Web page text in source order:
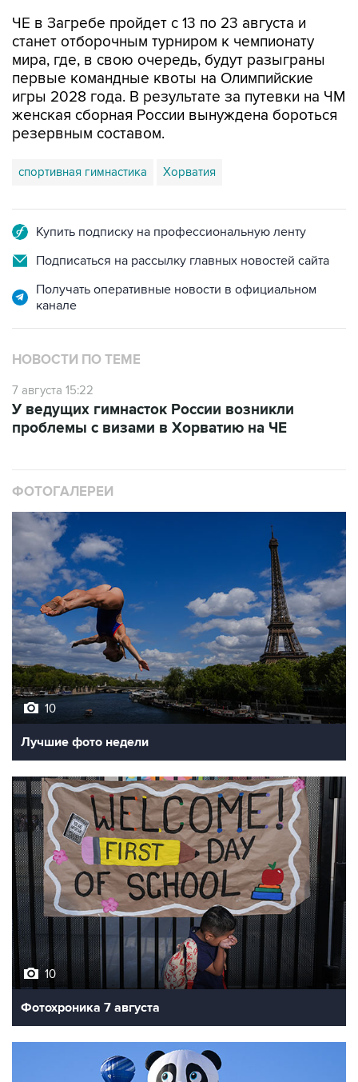
ЧЕ в Загребе пройдет с 13 по 23 августа и
станет отборочным турниром к чемпионату
мира, где, в свою очередь, будут разыграны
первые командные квоты на Олимпийские
игры 2028 года. В результате за путевки на ЧМ
женская сборная России вынуждена бороться
резервным составом.
спортивная гимнастика Хорватия
Купить подписку на профессиональную ленту
Подписаться на рассылку главных новостей сайта
Получать оперативные новости в официальном
канале
НОВОСТИ ПО ТЕМЕ
7 августа 15:22
У ведущих гимнасток России возникли
проблемы с визами в Хорватию на ЧЕ
ФОТОГАЛЕРЕИ
10
Лучшие фото недели
10
Фотохроника 7 августа